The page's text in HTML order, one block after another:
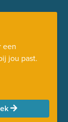
een
jou past.